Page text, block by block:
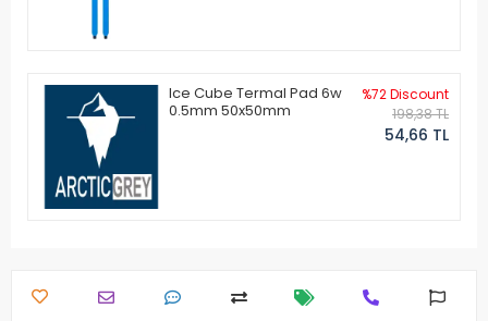
Ice Cube Termal Pad 6w
0.5mm 50x50mm
%72 Discount
198,38 TL
54,66 TL